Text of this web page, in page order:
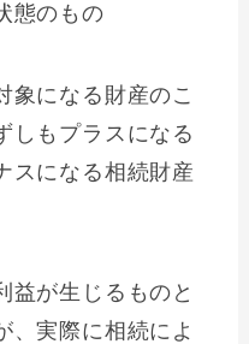
態のもの
象になる財産のこ
しもプラスになる
スになる相続財産
益が生じるものと
、実際に相続によ